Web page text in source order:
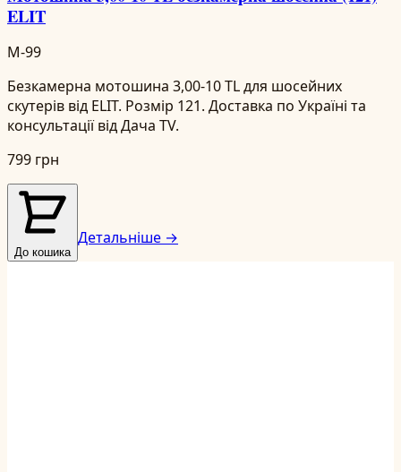
ELIT
M-99
Безкамерна мотошина 3,00-10 TL для шосейних
скутерів від ELIT. Розмір 121. Доставка по Україні та
консультації від Дача TV.
799 грн
До кошика
Детальніше →